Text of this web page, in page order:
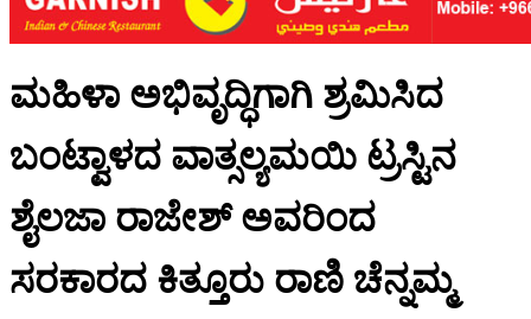
ಮಹಿಳಾ ಅಭಿವೃದ್ಧಿಗಾಗಿ ಶ್ರಮಿಸಿದ
ಬಂಟ್ವಾಳದ ವಾತ್ಸಲ್ಯಮಯಿ ಟ್ರಸ್ಟಿನ
ಶೈಲಜಾ ರಾಜೇಶ್ ಅವರಿಂದ
ಸರಕಾರದ ಕಿತ್ತೂರು ರಾಣಿ ಚೆನ್ನಮ್ಮ